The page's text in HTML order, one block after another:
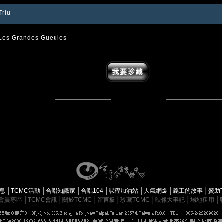
Grandes Gueules
TCMC活動 合唱知識家 合唱104 課程加油站 人氣網爆 義工的故事
贊助
員專區
TCMC會訊 關於TCMC 留言板 珍藏TCMC 映像大事記 場地租用